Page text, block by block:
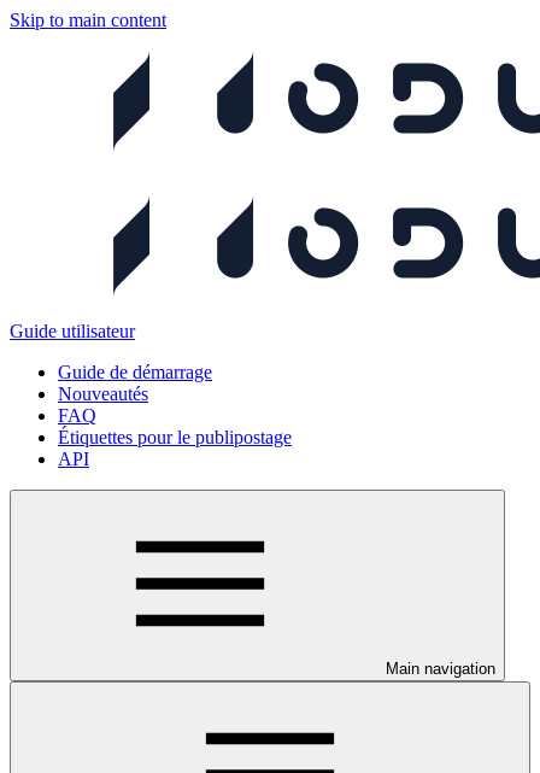
Skip to main content
Guide utilisateur
Guide de démarrage
Nouveautés
FAQ
Étiquettes pour le publipostage
API
Main navigation